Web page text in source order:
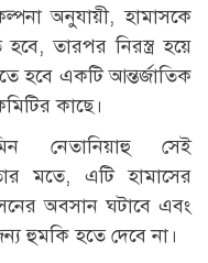
অনুযায়ী, হামাসকে
তারপর নিরস্ত্র হয়ে
হবে একটি আন্তর্জাতিক
কাছে।
নেতানিয়াহু সেই
মতে, এটি হামাসের
অবসান ঘটাবে এবং
হুমকি হতে দেবে না।